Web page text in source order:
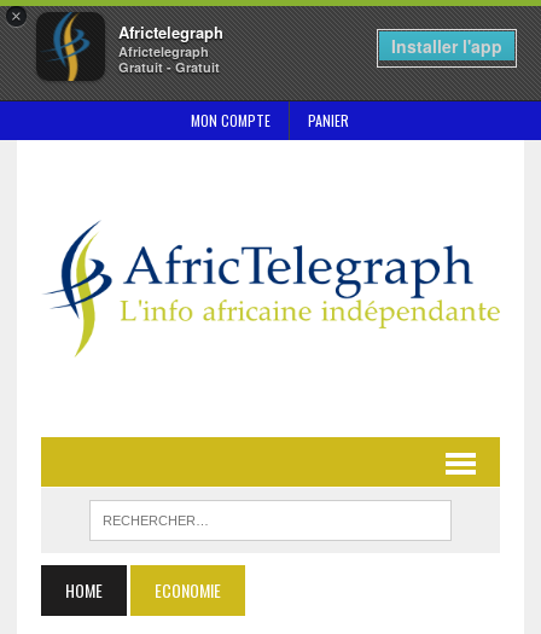
×
Africtelegraph
Africtelegraph
Gratuit - Gratuit
Installer l'app
MON COMPTE PANIER
HOME ECONOMIE